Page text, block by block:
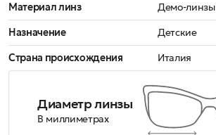
Материал линз
Демо-линзы
Назначение
Детские
Страна происхождения
Италия
Диаметр линзы
В миллиметрах